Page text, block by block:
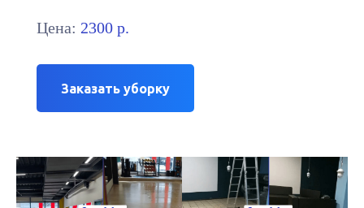
Цена: 2300 р.
Заказать уборку